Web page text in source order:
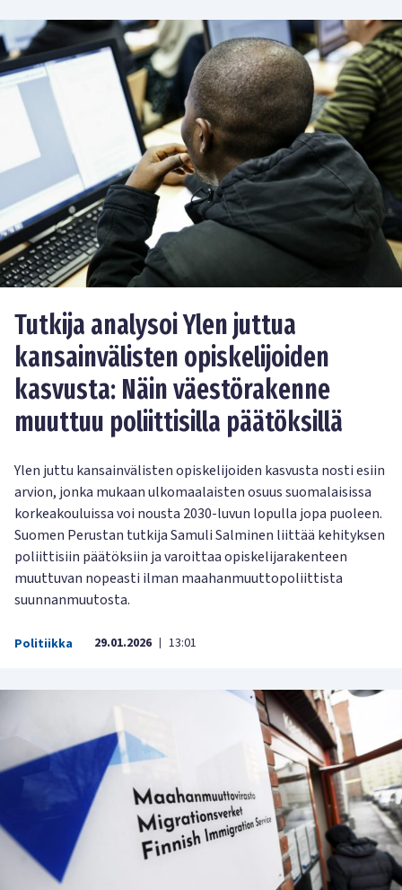
Tutkija analysoi Ylen juttua
kansainvälisten opiskelijoiden
kasvusta: Näin väestörakenne
muuttuu poliittisilla päätöksillä
Ylen juttu kansainvälisten opiskelijoiden kasvusta nosti esiin
arvion, jonka mukaan ulkomaalaisten osuus suomalaisissa
korkeakouluissa voi nousta 2030-luvun lopulla jopa puoleen.
Suomen Perustan tutkija Samuli Salminen liittää kehityksen
poliittisiin päätöksiin ja varoittaa opiskelijarakenteen
muuttuvan nopeasti ilman maahanmuuttopoliittista
suunnanmuutosta.
Politiikka 29.01.2026 | 13:01